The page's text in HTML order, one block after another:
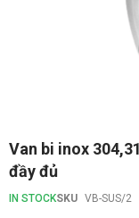
Skip
the
of
Van bi inox
đầy đủ
IN STOCKSKU VB-SUS/2